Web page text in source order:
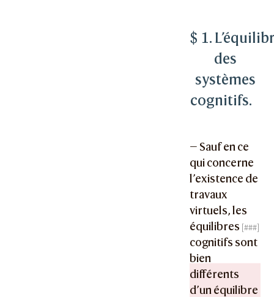
$ 1.
des
systèmes
cognitifs.
— Sauf en ce
qui concerne
l’existence de
travaux
virtuels, les
équilibres
cognitifs sont
bien
différents
d’un équilibre